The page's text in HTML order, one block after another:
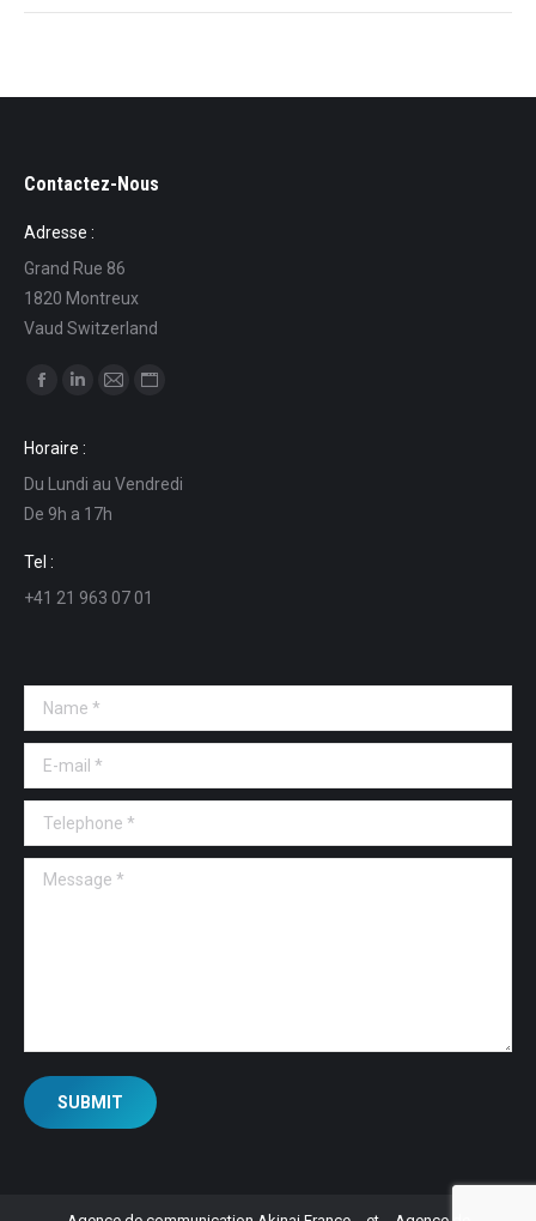
Contactez-Nous
Adresse :
Grand Rue 86
1820 Montreux
Vaud Switzerland
Find us on:
opens
in
new
window
opens
in
new
in
in
Horaire :
Du Lundi au Vendredi
De 9h a 17h
Tel :
+41 21 963 07 01
Name *
E-mail *
Telephone *
Message *
SUBMIT